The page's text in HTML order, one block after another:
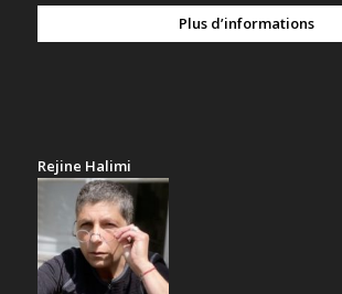
Plus d’informations
Rejine Halimi